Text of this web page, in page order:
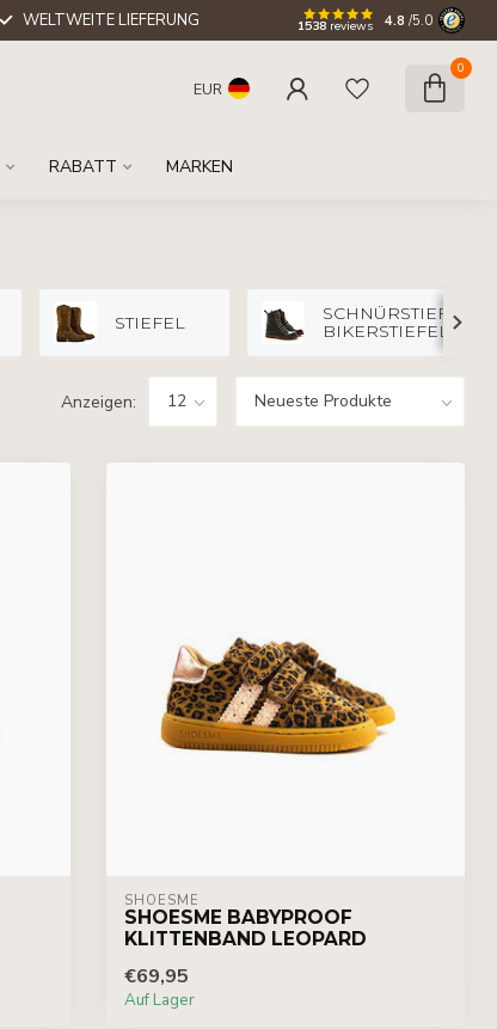
WELTWEITE LIEFERUNG 1538 reviews 4.8 /5.0
EUR
0
RABATT MARKEN
STIEFEL
SCHNÜRSTIEFEL
BIKERSTIEFEL
Anzeigen:
SHOESME
SHOESME BABYPROOF
KLITTENBAND LEOPARD
€69,95
Auf Lager